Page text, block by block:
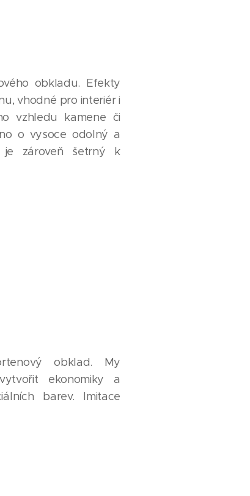
obkladu. Efekty
vhodné pro interiér i
vzhledu kamene či
o vysoce odolný a
je zároveň šetrný k
obklad. My
ekonomiky a
barev. Imitace